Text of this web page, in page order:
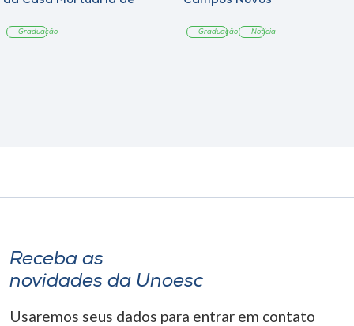
Graduação Graduação Notícia
Receba as
novidades da Unoesc
Usaremos seus dados para entrar em contato